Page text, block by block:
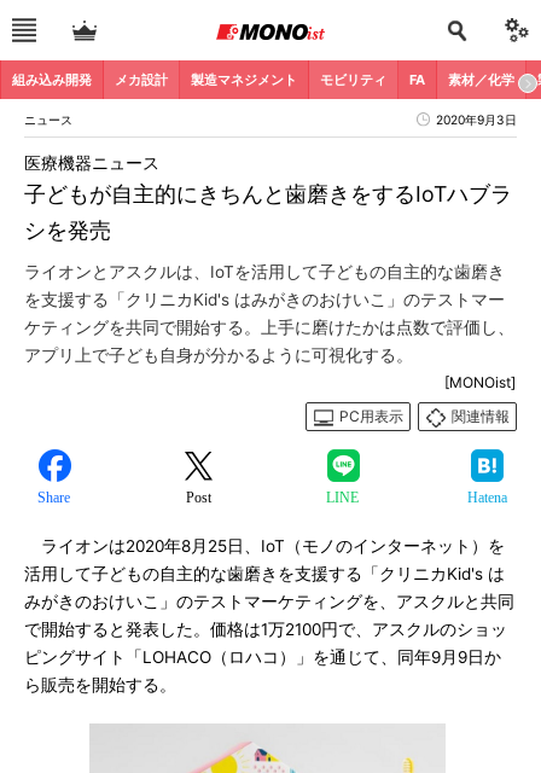
組み込み開発 メカ設計 製造マネジメント モビリティ FA 素材／化学
ニュース 2020年9月3日
子どもが自主的にきちんと歯磨きをするIoTハブラ
シを発売
医療機器ニュース
ライオンとアスクルは、IoTを活用して子どもの自主的な歯磨き
を支援する「クリニカKid's はみがきのおけいこ」のテストマー
ケティングを共同で開始する。上手に磨けたかは点数で評価し、
アプリ上で子ども自身が分かるように可視化する。
[MONOist]
PC用表示
関連情報
Share Post LINE Hatena
ライオンは2020年8月25日、IoT（モノのインターネット）を
活用して子どもの自主的な歯磨きを支援する「クリニカKid's は
みがきのおけいこ」のテストマーケティングを、アスクルと共同
で開始すると発表した。価格は1万2100円で、アスクルのショッ
ピングサイト「LOHACO（ロハコ）」を通じて、同年9月9日か
ら販売を開始する。